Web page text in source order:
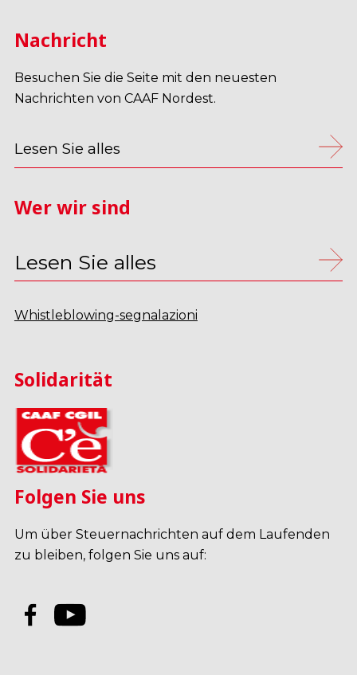
Nachricht
Besuchen Sie die Seite mit den neuesten
Nachrichten von CAAF Nordest.
Lesen Sie alles
Wer wir sind
Lesen Sie alles
Whistleblowing-segnalazioni
Solidarität
Folgen Sie uns
Um über Steuernachrichten auf dem Laufenden
zu bleiben, folgen Sie uns auf: